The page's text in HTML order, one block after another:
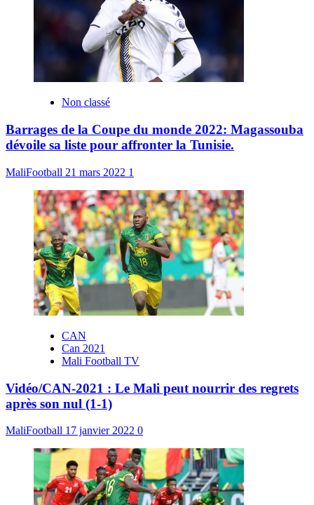
Non classé
Barrages de la Coupe du monde 2022: Magassouba
dévoile sa liste pour affronter la Tunisie.
MaliFootball 21 mars 2022 1
CAN
Can 2021
Mali Football TV
Vidéo/CAN-2021 : Le Mali peut nourrir des regrets
après son nul (1-1)
MaliFootball 17 janvier 2022 0